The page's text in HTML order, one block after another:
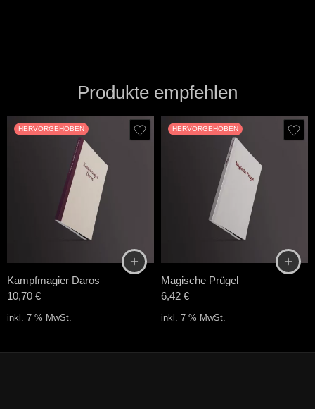
Produkte empfehlen
HERVORGEHOBEN
Kampfmagier Daros
10,70 €
inkl. 7 % MwSt.
HERVORGEHOBEN
Magische Prügel
6,42 €
inkl. 7 % MwSt.